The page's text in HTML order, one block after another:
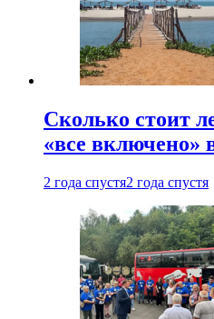
Сколько стоит
«все включено»
2 года спустя2 года спустя